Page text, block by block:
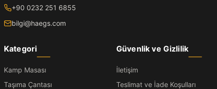
+90 0232 251 6855
bilgi@haegs.com
Kategori
Kamp Masası
Taşıma Çantası
Güvenlik ve Gizlilik
İletişim
Teslimat ve İade Koşulları